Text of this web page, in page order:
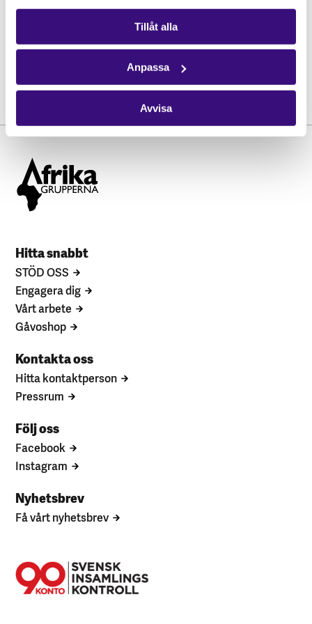
Tillåt alla
Anpassa
Avvisa
Mthabisi Phili “Looking east…but seriously”
Hitta snabbt
STÖD OSS
Engagera dig
Vårt arbete
Gåvoshop
Kontakta oss
Hitta kontaktperson
Pressrum
Följ oss
Facebook
Instagram
Nyhetsbrev
Få vårt nyhetsbrev